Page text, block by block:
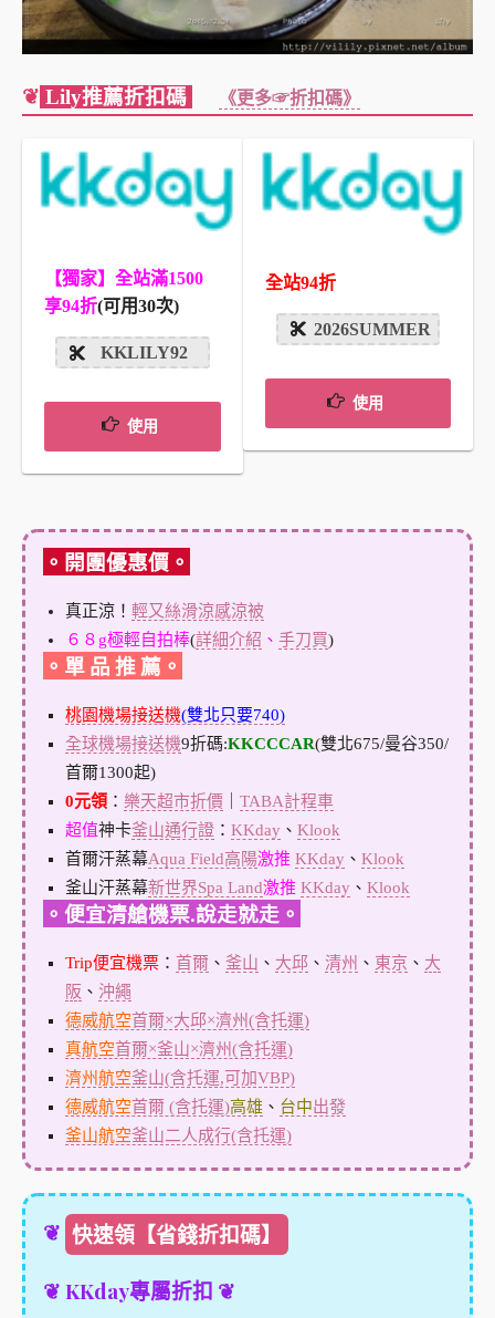
❦ Lily推薦折扣碼 《更多☞折扣碼》
【獨家】全站滿1500
享94折(可用30次)
KKLILY92
使用
全站94折
2026SUMMER
使用
。開團優惠價。
真正涼！ 輕又絲滑涼感涼被
６８g極輕自拍棒(詳細介紹 、 手刀買)
。單 品 推 薦。
桃園機場接送機(雙北只要740)
全球機場接送機9折碼:KKCCCAR(雙北675/曼谷350/
首爾1300起)
0元領： 樂天超市折價
TABA計程車
超值神卡釜山通行證： KKday 、 Klook
首爾汗蒸幕Aqua Field高陽激推 KKday 、 Klook
釜山汗蒸幕新世界Spa Land激推 KKday 、 Klook
。便宜清艙機票.說走就走。
Trip便宜機票： 首爾 、 釜山 、 大邱 、 清州 、 東京 、 大
阪 、 沖繩
德威航空首爾×大邱×濟州(含托運)
真航空首爾×釜山×濟州(含托運)
濟州航空釜山(含托運,可加VBP)
德威航空首爾 (含托運)高雄 、 台中出發
釜山航空釜山二人成行(含托運)
❦ 快速領【省錢折扣碼】
❦ KKday專屬折扣 ❦